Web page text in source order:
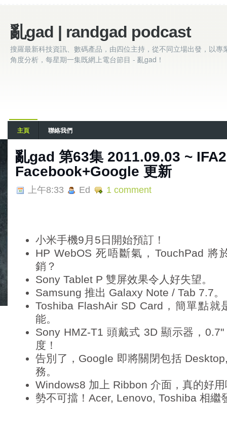
亂gad | randgad podcast
搜羅最新科技資訊、數碼產品，由四位主持，從不同立場出發，以專
角度分析，每星期一集既網上電台節目 - 亂gad！
主頁 聯絡我們
亂gad 第63集 2011.09.03 ~
Facebook+Google 更新
上午8:33 Ed 1 comment
小米手機9月5日開始預訂！
HP WebOS 死唔斷氣，TouchPad 將
銷？
Sony Tablet P 雙屏效果令人好失望。
Samsung 推出 Galaxy Note / Tab 7.7。
Toshiba FlashAir SD Card，簡單點就
能。
Sony HMZ-T1 頭戴式 3D 顯示器，
度！
告別了，Google 即將關閉包括
務。
Windows8 加上 Ribbon 介面，真的好
勢不可擋！Acer, Lenovo, Toshiba 相繼